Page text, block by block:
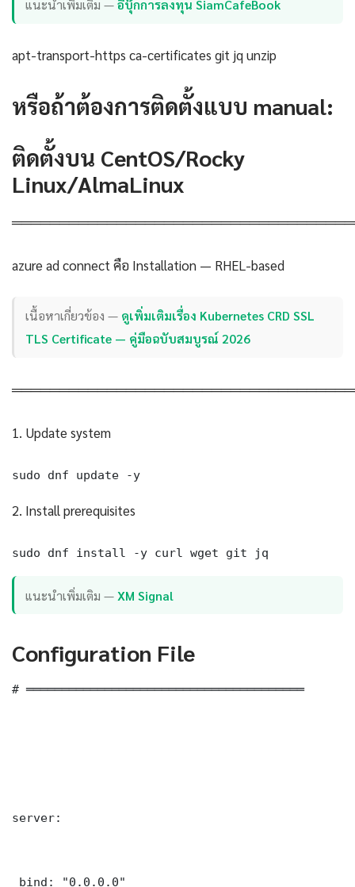
แนะนำเพิ่มเติม —อีบุ๊กการลงทุน SiamCafeBook
apt-transport-https ca-certificates git jq unzip
หรือถ้าต้องการติดตั้งแบบ manual:
ติดตั้งบน CentOS/Rocky
Linux/AlmaLinux
azure ad connect คือ Installation — RHEL-based
เนื้อหาเกี่ยวข้อง — ดูเพิ่มเติมเรื่อง Kubernetes CRD SSL
TLS Certificate — คู่มือฉบับสมบูรณ์ 2026
1. Update system
sudo dnf update -y
2. Install prerequisites
sudo dnf install -y curl wget git jq
แนะนำเพิ่มเติม —XM Signal
Configuration File
# ═══════════════════════════════════════
server:
bind: "0.0.0.0"